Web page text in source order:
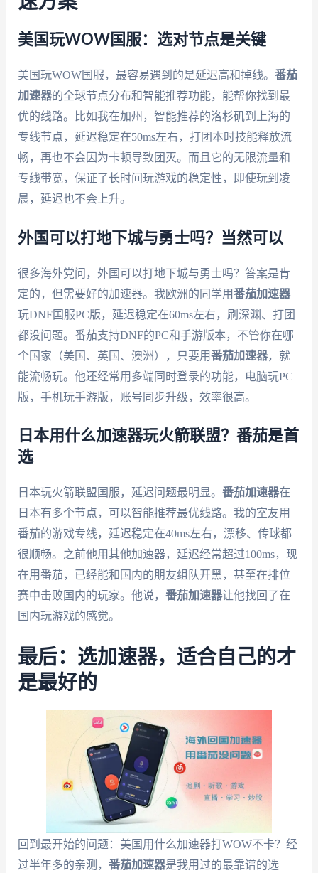
美国玩WOW国服：选对节点是关键
美国玩WOW国服，最容易遇到的是延迟高和掉线。 番茄
加速器的全球节点分布和智能推荐功能，能帮你找到最
优的线路。比如我在加州，智能推荐的洛杉矶到上海的
专线节点，延迟稳定在50ms左右，打团本时技能释放流
畅，再也不会因为卡顿导致团灭。而且它的无限流量和
专线带宽，保证了长时间玩游戏的稳定性，即使玩到凌
晨，延迟也不会上升。
外国可以打地下城与勇士吗？当然可以
很多海外党问，外国可以打地下城与勇士吗？答案是肯
定的，但需要好的加速器。我欧洲的同学用番茄加速器
玩DNF国服PC版，延迟稳定在60ms左右，刷深渊、打团
都没问题。番茄支持DNF的PC和手游版本，不管你在哪
个国家（美国、英国、澳洲），只要用番茄加速器，就
能流畅玩。他还经常用多端同时登录的功能，电脑玩PC
版，手机玩手游版，账号同步升级，效率很高。
日本用什么加速器玩火箭联盟？番茄是首
选
日本玩火箭联盟国服，延迟问题最明显。 番茄加速器在
日本有多个节点，可以智能推荐最优线路。我的室友用
番茄的游戏专线，延迟稳定在40ms左右，漂移、传球都
很顺畅。之前他用其他加速器，延迟经常超过100ms，现
在用番茄，已经能和国内的朋友组队开黑，甚至在排位
赛中击败国内的玩家。他说， 番茄加速器让他找回了在
国内玩游戏的感觉。
最后：选加速器，适合自己的才
是最好的
回到最开始的问题：美国用什么加速器打WOW不卡？经
过半年多的亲测， 番茄加速器是我用过的最靠谱的选